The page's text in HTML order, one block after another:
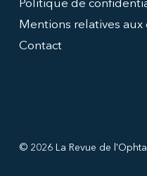
Mentions relatives
Contact
© 2026 La Revue de